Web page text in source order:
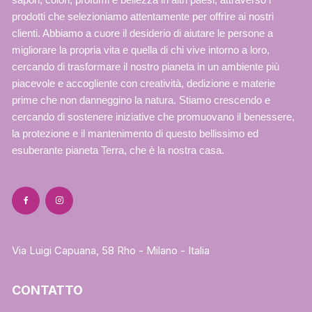
prodotti che selezioniamo attentamente per offrire ai nostri
clienti. Abbiamo a cuore il desiderio di aiutare le persone a
migliorare la propria vita e quella di chi vive intorno a loro,
cercando di trasformare il nostro pianeta in un ambiente più
piacevole e accogliente con creatività, dedizione e materie
prime che non danneggino la natura. Stiamo crescendo e
cercando di sostenere iniziative che promuovano il benessere,
la protezione e il mantenimento di questo bellissimo ed
esuberante pianeta Terra, che è la nostra casa.
Via Luigi Capuana, 58 Rho - Milano - Italia
CONTATTO